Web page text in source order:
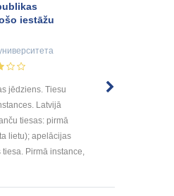
iestāžu
jēdziens. Tiesu
Latvijā
tiesas: pirmā
lietu); apelācijas
Pirmā instance,